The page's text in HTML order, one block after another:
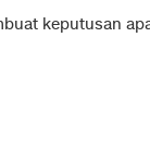
keputusan